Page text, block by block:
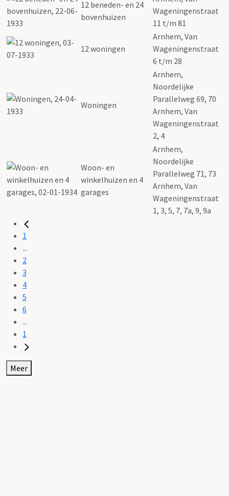
12 beneden- en 24
bovenhuizen
Wageningenstraat
11 t/m 81
12 woningen
Arnhem, Van
Wageningenstraat
6 t/m 28
Woningen
Arnhem,
Noordelijke
Parallelweg 69, 70
Arnhem, Van
Wageningenstraat
2, 4
Woon- en
winkelhuizen en 4
garages
Arnhem,
Noordelijke
Parallelweg 71, 73
Arnhem, Van
Wageningenstraat
1, 3, 5, 7, 7a, 9, 9a
1
...
2
3
4
5
6
...
1
Meer